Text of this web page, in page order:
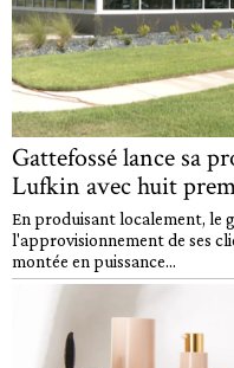
Gattefossé lance sa
Lufkin avec huit
En produisant localement, le
l'approvisionnement de ses
montée en puissance...